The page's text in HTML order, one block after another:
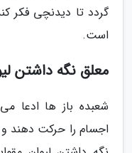
گردد تا دیدنچی فکر
است.
معلق نگه داشتن
شعبده باز ها ادعا
اجسام را حرکت دهند